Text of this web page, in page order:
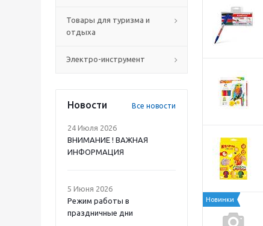
Товары для туризма и
отдыха
Электро-инструмент
Новости Все новости
24 Июля 2026
ВНИМАНИЕ ! ВАЖНАЯ
ИНФОРМАЦИЯ
5 Июня 2026
Режим работы в
праздничные дни
Новинки